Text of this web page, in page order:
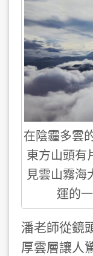
在陰霾多雲
東方山頭有
見雲山霧海
運的
潘老師從鏡
厚雲層讓人